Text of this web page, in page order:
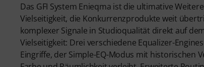
Das GFI System Enieqma ist die ultimative
Vielseitigkeit, die Konkurrenzprodukte weit
komplexer Signale in Studioqualität direkt auf
Vielseitigkeit: Drei verschiedene Equalizer-
Eingriffe, der Simple-EQ-Modus mit historischen